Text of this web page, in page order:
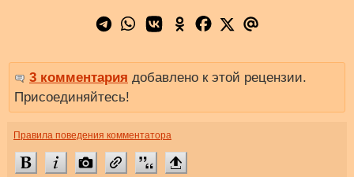
3 комментария добавлено к этой рецензии.
Присоединяйтесь!
Правила поведения комментатора